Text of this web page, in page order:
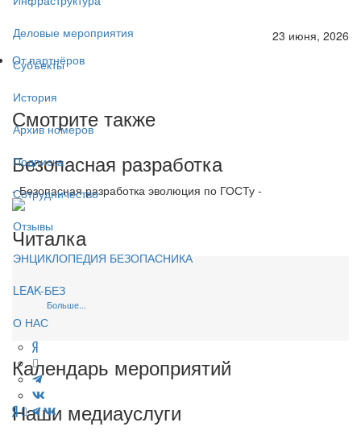
Деловые мероприятия
Субъекты
История
Архив номеров
Подписка
Сотрудничество
Отзывы
ЭНЦИКЛОПЕДИЯ БЕЗОПАСНИКА
LEAK-БЕЗ
О НАС
23 июня, 2026
От партнёров
Смотрите также
Безопасная разработка
- Безопасная разработка эволюция по ГОСТу -
Читалка
Больше...
Календарь мероприятий
Наши медиауслуги